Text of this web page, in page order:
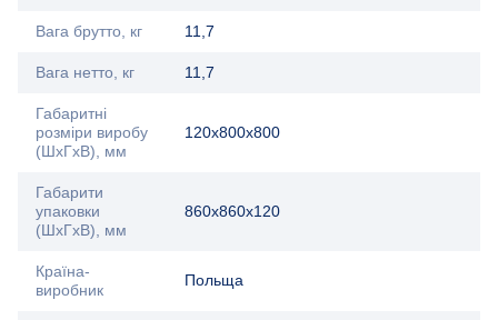
Вага брутто, кг 11,7
Вага нетто, кг 11,7
Габаритні
розміри виробу
(ШхГхВ), мм
120х800х800
Габарити
упаковки
(ШхГхВ), мм
860x860x120
Країна-
виробник
Польща